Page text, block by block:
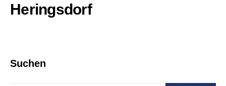
Heringsdorf
Suchen